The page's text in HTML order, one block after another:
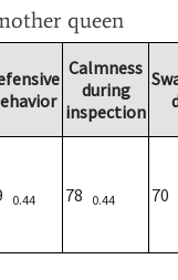
queen
Calmness
during
inspection
0.44 78 0.44 70